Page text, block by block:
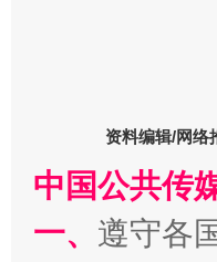
资料编辑/网络
中国公共传
一、 遵守各